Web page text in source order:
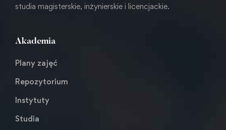
studia magisterskie, inżynierskie i licencjackie.
Akademia
Plany zajęć
Repozytorium
Instytuty
Studia